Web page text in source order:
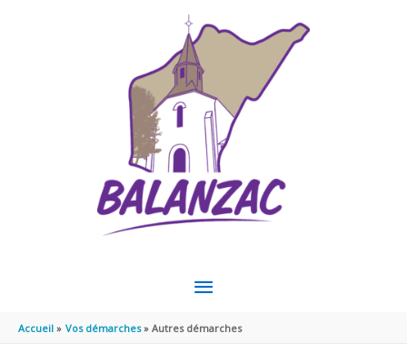
MENU
PRINCIPAL
Accueil Vos démarches Autres démarches